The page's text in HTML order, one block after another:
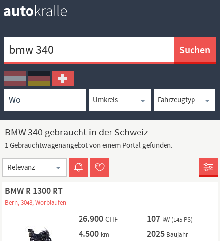
Ortssuche
Umkreissuche
Typsuche
BMW 340 gebraucht in der Schweiz
1 Gebrauchtwagenangebot von einem Portal gefunden.
Sortierung
BMW R 1300 RT
Bern, 3048, Worblaufen
26.900 CHF 107 kW (145 PS)
4.500 km 2025 Baujahr